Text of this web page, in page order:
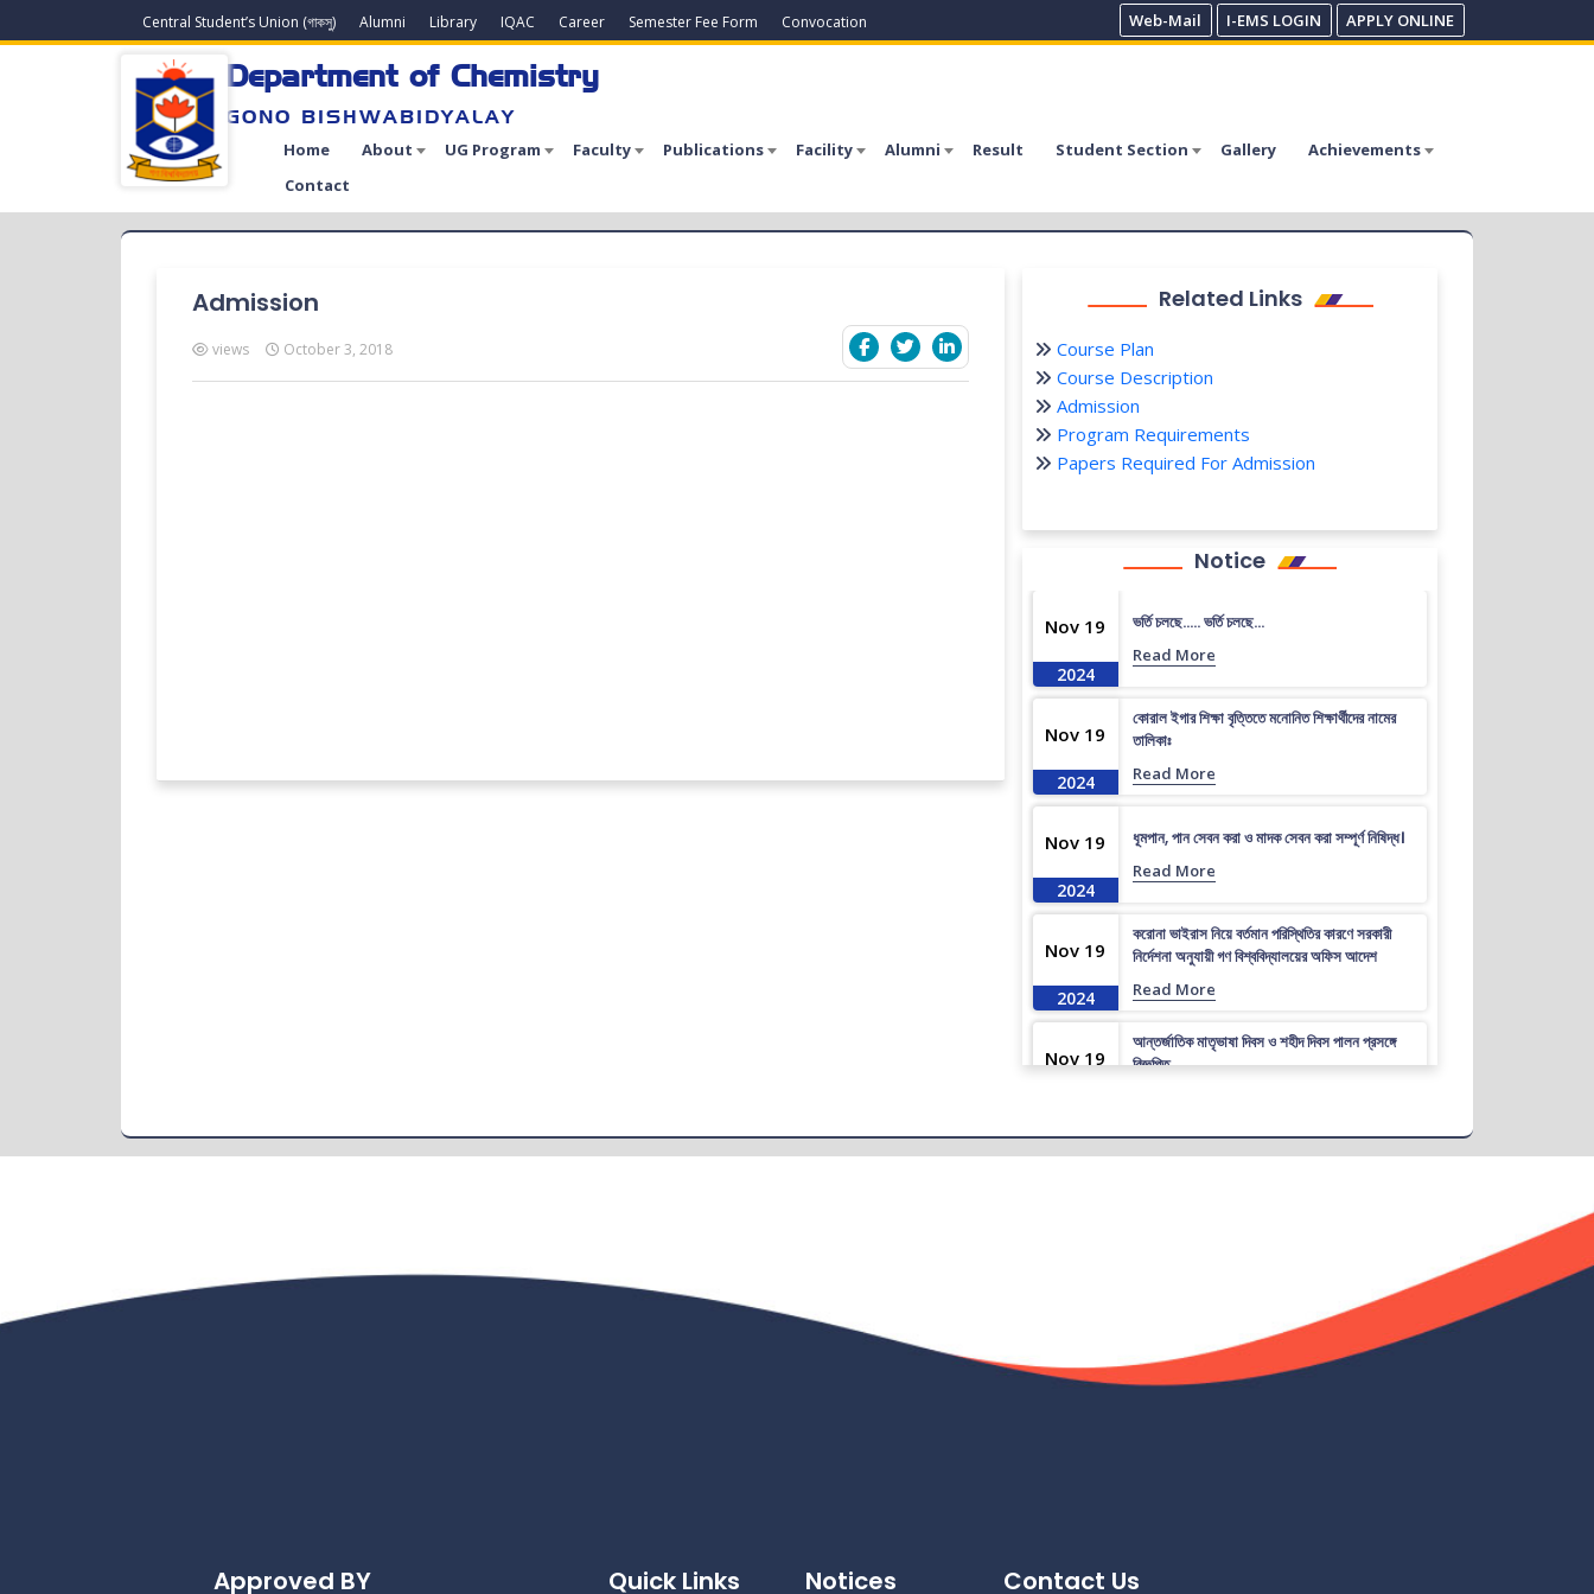
Central Student’s Union (গাকসু) Alumni Library IQAC Career Semester Fee Form Convocation Web-Mail I-EMS LOGIN APPLY ONLINE
Department of Chemistry
GONO BISHWABIDYALAY
Home About UG Program Faculty Publications Facility Alumni Result Student Section Gallery
Achievements
Contact
Admission
views October 3, 2018
Related Links
Course Plan
Course Description
Admission
Program Requirements
Papers Required For Admission
Notice
Nov 19
2024
ভর্তি চলছে….. ভর্তি চলছে…
Read More
Nov 19
2024
কোরাল ইগার শিক্ষা বৃত্তিতে মনোনিত শিক্ষার্থীদের নামের
তালিকাঃ
Read More
Nov 19
2024
ধূমপান, পান সেবন করা ও মাদক সেবন করা সম্পূর্ণ নিষিদ্ধ।
Read More
Nov 19
2024
করোনা ভাইরাস নিয়ে বর্তমান পরিস্থিতির কারণে সরকারী
নির্দেশনা অনুযায়ী গণ বিশ্ববিদ্যালয়ের অফিস আদেশ
Read More
Nov 19
আন্তর্জাতিক মাতৃভাষা দিবস ও শহীদ দিবস পালন প্রসঙ্গে
বিজ্ঞপ্তি
Nov 19 সেমিস্টার ফি নোটিশ
কোরাল ইগার শিক্ষা বৃত্তিতে মনোনিত শিক্ষার্থীদের নামের
Approved BY Quick Links Notices Contact Us